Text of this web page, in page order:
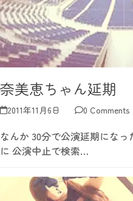
奈美恵ちゃん延期
2011年11月6日 0 Comments
なんか 30分で公演延期にな
に 公演中止で検索…